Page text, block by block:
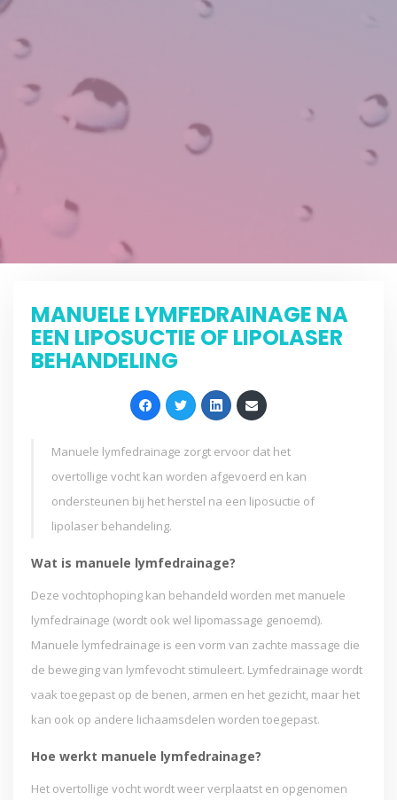
MANUELE LYMFEDRAINAGE NA
EEN LIPOSUCTIE OF LIPOLASER
BEHANDELING
Manuele lymfedrainage zorgt ervoor dat het
overtollige vocht kan worden afgevoerd en kan
ondersteunen bij het herstel na een liposuctie of
lipolaser behandeling.
Wat is manuele lymfedrainage?
Deze vochtophoping kan behandeld worden met manuele
lymfedrainage (wordt ook wel lipomassage genoemd).
Manuele lymfedrainage is een vorm van zachte massage die
de beweging van lymfevocht stimuleert. Lymfedrainage wordt
vaak toegepast op de benen, armen en het gezicht, maar het
kan ook op andere lichaamsdelen worden toegepast.
Hoe werkt manuele lymfedrainage?
Het overtollige vocht wordt weer verplaatst en opgenomen